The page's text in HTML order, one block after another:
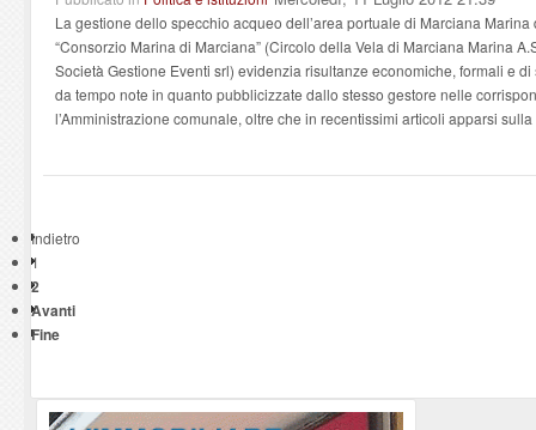
La gestione dello specchio acqueo dell’area portuale di Marciana Marina
“Consorzio Marina di Marciana” (Circolo della Vela di Marciana Marina
Società Gestione Eventi srl) evidenzia risultanze economiche, formali e
da tempo note in quanto pubblicizzate dallo stesso gestore nelle
l’Amministrazione comunale, oltre che in recentissimi articoli apparsi
Indietro
1
2
Avanti
Fine